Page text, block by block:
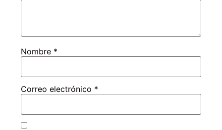
Nombre *
Correo electrónico *